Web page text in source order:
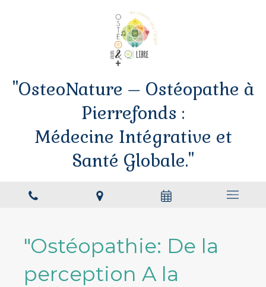
"OsteoNature – Ostéopathe à
Pierrefonds :
Médecine Intégrative et
Santé Globale."
"Ostéopathie: De la
perception A la